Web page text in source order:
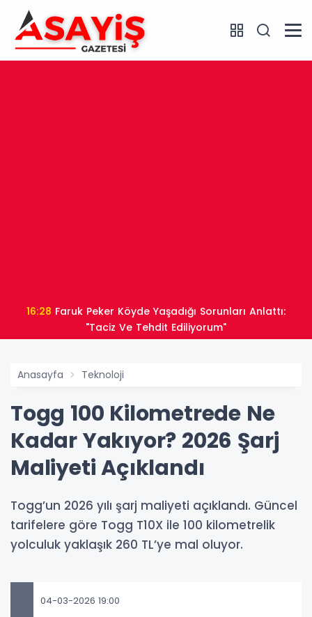
16:28
"Taciz Ve Tehdit Ediliyorum"
Anasayfa Teknoloji
Togg 100 Kilometrede Ne
Kadar Yakıyor? 2026 Şarj
Maliyeti Açıklandı
Togg’un 2026 yılı şarj maliyeti açıklandı. Güncel
tarifelere göre Togg T10X ile 100 kilometrelik
yolculuk yaklaşık 260 TL’ye mal oluyor.
04-03-2026 19:00